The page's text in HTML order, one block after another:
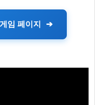
임 페이지